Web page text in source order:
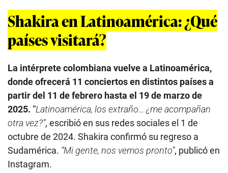
Shakira en Latinoamérica: ¿Qué
países visitará?
La intérprete colombiana vuelve a Latinoamérica,
donde ofrecerá 11 conciertos en distintos países a
partir del 11 de febrero hasta el 19 de marzo de
2025. “Latinoamérica, los extraño… ¿me acompañan
otra vez?”, escribió en sus redes sociales el 1 de
octubre de 2024. Shakira confirmó su regreso a
Sudamérica. “Mi gente, nos vemos pronto”, publicó en
Instagram.